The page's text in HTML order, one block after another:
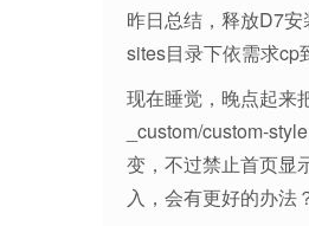
昨日总结，释放D7
sites目录下依需求cp
现在睡觉，晚点起来
_custom/custom-
变，不过禁止首页显
入，会有更好的办法